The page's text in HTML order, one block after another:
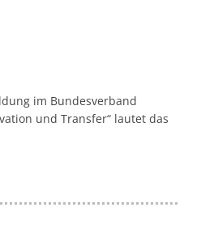
im Bundesverband
und Transfer“ lautet das